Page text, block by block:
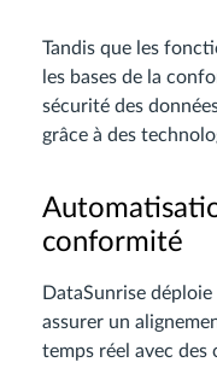
Tandis que les
les bases de la
sécurité des
grâce à des
conformité
DataSunrise déploie
assurer un
temps réel avec des